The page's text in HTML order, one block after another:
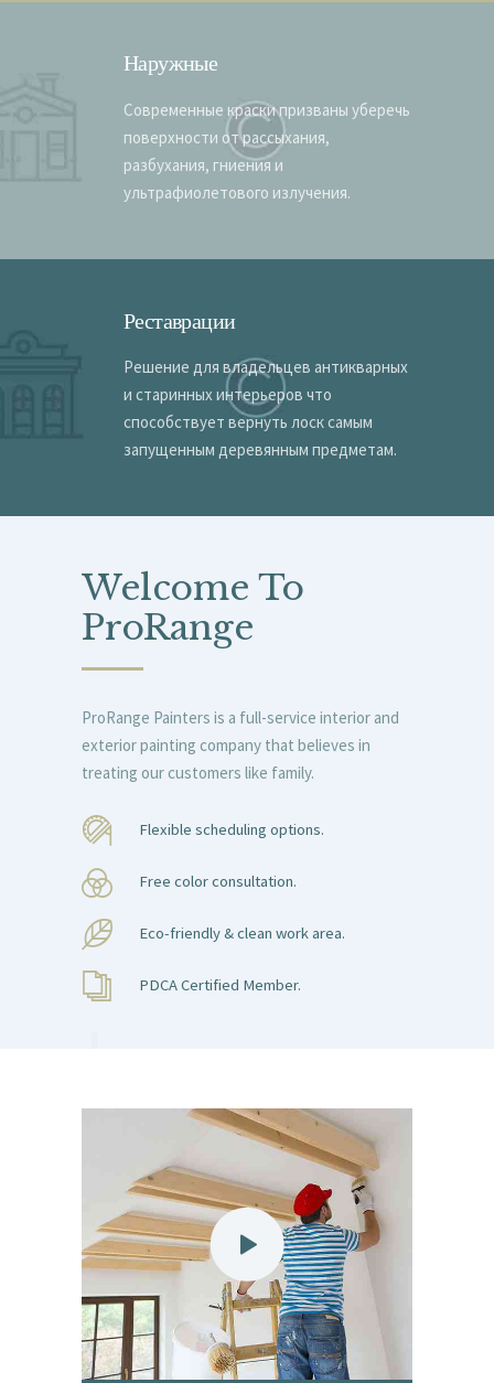
Наружные
Современные краски призваны уберечь
поверхности от рассыхания,
разбухания, гниения и
ультрафиолетового излучения.
Реставрации
Решение для владельцев антикварных
и старинных интерьеров что
способствует вернуть лоск самым
запущенным деревянным предметам.
Welcome To
ProRange
ProRange Painters is a full-service interior and
exterior painting company that believes in
treating our customers like family.
Flexible scheduling options.
Free color consultation.
Eco-friendly & clean work area.
PDCA Certified Member.